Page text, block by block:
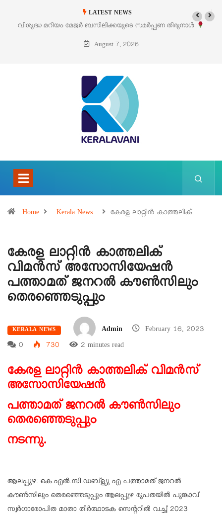
LATEST NEWS
‘പെറ്റൽസ്’ ലൈഫ് സ്റ്റൈൽ എക്സിബിഷനും സെയിലും ഓഗസ്റ്റ് 8-
പെരുമാനൂരിൽ
August 7, 2026
Home Kerala News കേരള ലാറ്റിൻ കാത്തലിക്…
കേരള ലാറ്റിൻ കാത്തലിക്
വിമൻസ് അസോസിയേഷൻ
പത്താമത് ജനറൽ കൗൺസിലും
തെരഞ്ഞെടുപ്പും
KERALA NEWS Admin
February 16, 2023
0
730 2 minutes read
കേരള ലാറ്റിൻ കാത്തലിക് വിമൻസ്
അസോസിയേഷൻ
പത്താമത് ജനറൽ കൗൺസിലും
തെരഞ്ഞെടുപ്പും
നടന്നു.
ആലപ്പുഴ: കെ.എൽ.സി.ഡബ്ള്യു എ പത്താമത് ജനറൽ
കൗൺസിലും തെരഞ്ഞെടുപ്പും ആലപ്പുഴ രൂപതയിൽ പൂങ്കാവ്
സ്വർഗാരോപിത മാതാ തീർത്ഥാടക സെന്ററിൽ വച്ച് 2023